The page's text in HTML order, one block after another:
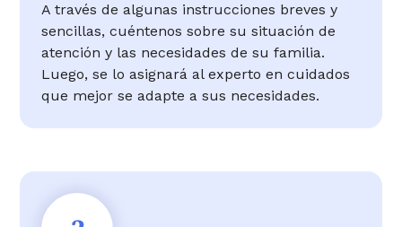
A través de algunas instrucciones breves y
sencillas, cuéntenos sobre su situación de
atención y las necesidades de su familia.
Luego, se lo asignará al experto en cuidados
que mejor se adapte a sus necesidades.